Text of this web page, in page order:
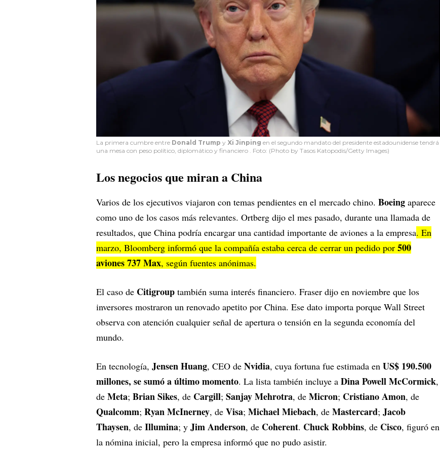
La primera cumbre entre Donald Trump y Xi Jinping en el segundo mandato del presidente estadounidense tendrá
una mesa con peso político, diplomático y financiero . Foto: (Photo by Tasos Katopodis/Getty Images)
Los negocios que miran a China
Varios de los ejecutivos viajaron con temas pendientes en el mercado chino. Boeing aparece
como uno de los casos más relevantes. Ortberg dijo el mes pasado, durante una llamada de
resultados, que China podría encargar una cantidad importante de aviones a la empresa. En
marzo, Bloomberg informó que la compañía estaba cerca de cerrar un pedido por 500
aviones 737 Max, según fuentes anónimas.
El caso de Citigroup también suma interés financiero. Fraser dijo en noviembre que los
inversores mostraron un renovado apetito por China. Ese dato importa porque Wall Street
observa con atención cualquier señal de apertura o tensión en la segunda economía del
mundo.
En tecnología, Jensen Huang, CEO de Nvidia, cuya fortuna fue estimada en US$ 190.500
millones, se sumó a último momento. La lista también incluye a Dina Powell McCormick,
de Meta; Brian Sikes, de Cargill; Sanjay Mehrotra, de Micron; Cristiano Amon, de
Qualcomm; Ryan McInerney, de Visa; Michael Miebach, de Mastercard; Jacob
Thaysen, de Illumina; y Jim Anderson, de Coherent. Chuck Robbins, de Cisco, figuró en
la nómina inicial, pero la empresa informó que no pudo asistir.